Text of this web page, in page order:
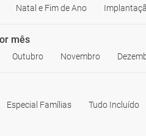
Natal e Fim de Ano
mês
Outubro Novembro
Especial Famílias Tudo Incluído